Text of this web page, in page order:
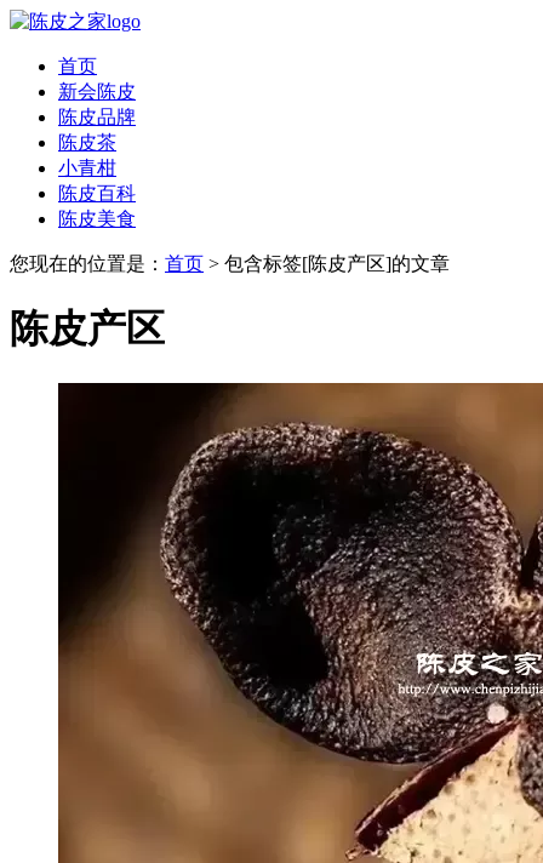
首页
新会陈皮
陈皮品牌
陈皮茶
小青柑
陈皮百科
陈皮美食
您现在的位置是： 首页 > 包含标签[陈皮产区]的文章
陈皮产区